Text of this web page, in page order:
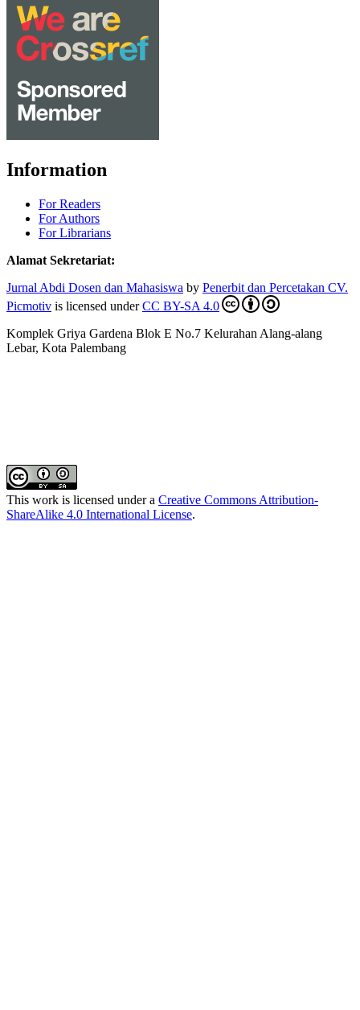
Information
For Readers
For Authors
For Librarians
Alamat Sekretariat:
Jurnal Abdi Dosen dan Mahasiswa by Penerbit dan Percetakan CV.
Picmotiv is licensed underCC BY-SA 4.0
Komplek Griya Gardena Blok E No.7 Kelurahan Alang-alang
Lebar, Kota Palembang
This work is licensed under a Creative Commons Attribution-
ShareAlike 4.0 International License.